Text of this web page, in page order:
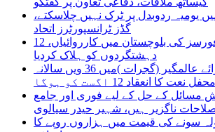
یومیہ ردوبدل پر ٹرک نہیں چلاسکتے،
گڈز ٹرانسپورٹرز اتحاد
سکیورٹی فورسز کی بلوچستان میں کارروائیاں، 12
دہشتگردوں کو ہلاک کردیا
کھوہار تحصیل سرائے عالمگیر (گجرات )میں 36 ویں سالانہ
کا انعقاد 12 اگست کو ہوگا
مسائل کے حل کے لیے فوری اور جامع
ناگزیر ہیں، شہیر حیدر سیالوی
سونے کی قیمت میں ہزاروں روپے کا